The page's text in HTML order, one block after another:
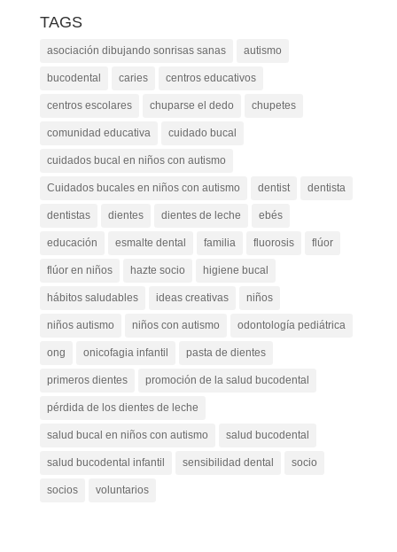
TAGS
asociación dibujando sonrisas sanas autismo
bucodental caries centros educativos
centros escolares chuparse el dedo chupetes
comunidad educativa cuidado bucal
cuidados bucal en niños con autismo
Cuidados bucales en niños con autismo dentist dentista
dentistas dientes dientes de leche ebés
educación esmalte dental familia fluorosis flúor
flúor en niños hazte socio higiene bucal
hábitos saludables ideas creativas niños
niños autismo niños con autismo odontología pediátrica
ong onicofagia infantil pasta de dientes
primeros dientes promoción de la salud bucodental
pérdida de los dientes de leche
salud bucal en niños con autismo salud bucodental
salud bucodental infantil sensibilidad dental socio
socios voluntarios